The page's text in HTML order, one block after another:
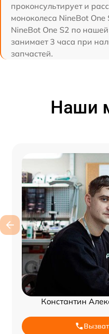
проконсультирует и
моноколеса NineBot
NineBot One S2 по
занимает 3 часа при
запчастей.
Наши
Константин